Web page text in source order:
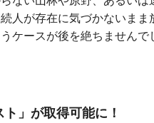
人が存在に気づかないま
ケースが後を絶ちませんで
」が取得可能に！